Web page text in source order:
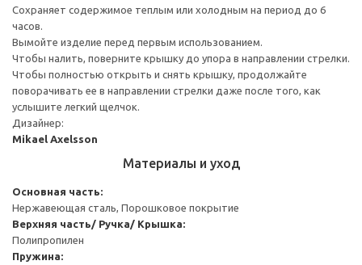
Сохраняет содержимое теплым или холодным на период до 6
часов.
Вымойте изделие перед первым использованием.
Чтобы налить, поверните крышку до упора в направлении стрелки.
Чтобы полностью открыть и снять крышку, продолжайте
поворачивать ее в направлении стрелки даже после того, как
услышите легкий щелчок.
Дизайнер:
Mikael Axelsson
Материалы и уход
Основная часть:
Нержавеющая сталь, Порошковое покрытие
Верхняя часть/ Ручка/ Крышка:
Полипропилен
Пружина: